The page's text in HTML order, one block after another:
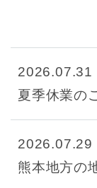
2026.07.31
夏季休業の
2026.07.29
熊本地方の